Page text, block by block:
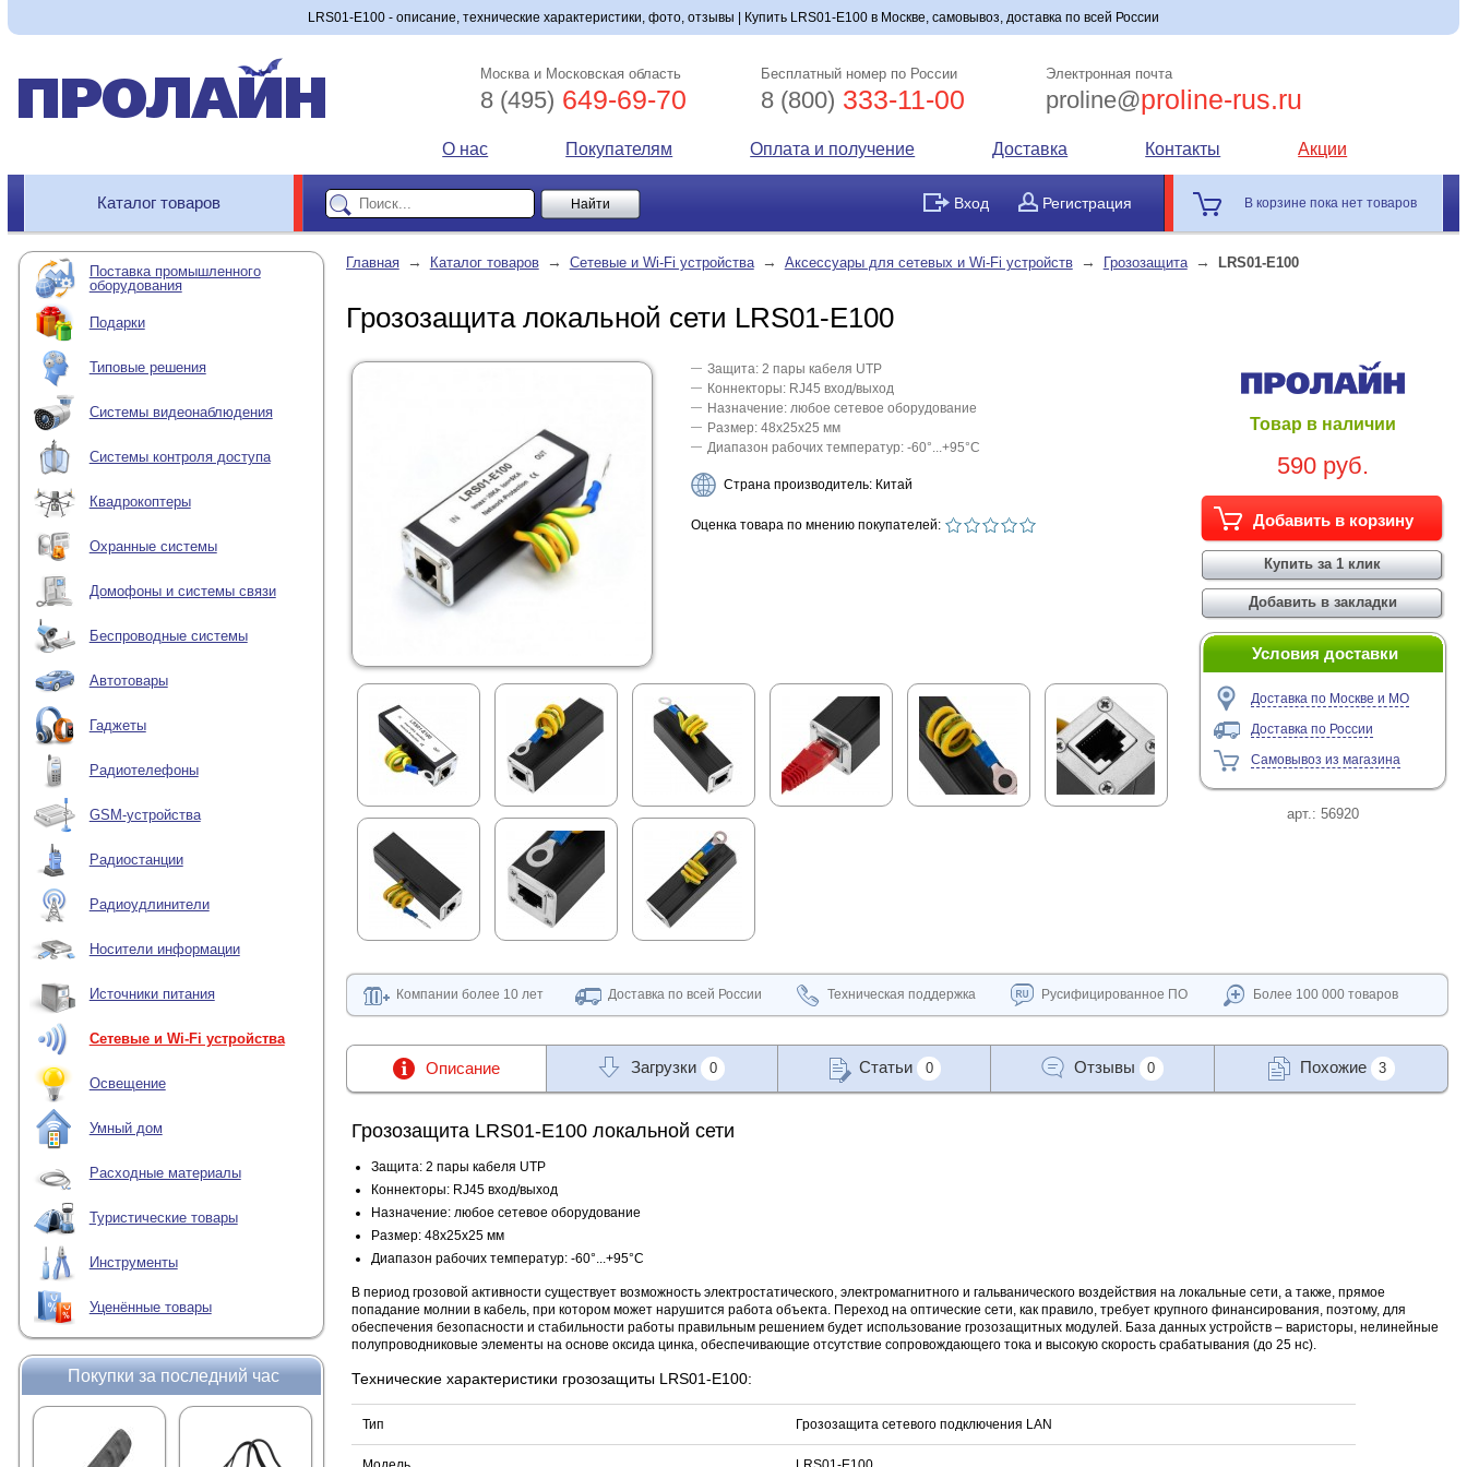
LRS01-E100 - описание, технические характеристики, фото, отзывы | Купить LRS01-E100 в Москве, самовывоз, доставка по всей России
Москва и Московская область
8 (495) 649-69-70
Бесплатный номер по России
8 (800) 333-11-00
Электронная почта
proline@proline-rus.ru
О нас Покупателям Оплата и получение Доставка Контакты Акции
Каталог товаров Вход Регистрация В корзине пока нет товаров
Поставка промышленного
оборудования
Подарки
Типовые решения
Системы видеонаблюдения
Системы контроля доступа
Квадрокоптеры
Охранные системы
Домофоны и системы связи
Беспроводные системы
Автотовары
Гаджеты
Радиотелефоны
GSM-устройства
Радиостанции
Радиоудлинители
Носители информации
Источники питания
Сетевые и Wi-Fi устройства
Освещение
Умный дом
Расходные материалы
Туристические товары
Инструменты
Уценённые товары
Покупки за последний час
Главная → Каталог товаров → Сетевые и Wi-Fi устройства → Аксессуары для сетевых и Wi-Fi устройств → Грозозащита → LRS01-E100
Грозозащита локальной сети LRS01-E100
Защита: 2 пары кабеля UTP
Коннекторы: RJ45 вход/выход
Назначение: любое сетевое оборудование
Размер: 48х25х25 мм
Диапазон рабочих температур: -60°...+95°C
Страна производитель: Китай
Оценка товара по мнению покупателей:
Товар в наличии
590 руб.
Условия доставки
Доставка по Москве и МО
Доставка по России
Самовывоз из магазина
арт.: 56920
Компании более 10 лет Доставка по всей России Техническая поддержка Русифицированное ПО Более 100 000 товаров
Описание Загрузки 0 Статьи 0 Отзывы 0 Похожие 3
Грозозащита LRS01-E100 локальной сети
Защита: 2 пары кабеля UTP
Коннекторы: RJ45 вход/выход
Назначение: любое сетевое оборудование
Размер: 48х25х25 мм
Диапазон рабочих температур: -60°...+95°C
В период грозовой активности существует возможность электростатического, электромагнитного и гальванического воздействия на локальные сети, а также, прямое
попадание молнии в кабель, при котором может нарушится работа объекта. Переход на оптические сети, как правило, требует крупного финансирования, поэтому, для
обеспечения безопасности и стабильности работы правильным решением будет использование грозозащитных модулей. База данных устройств – варисторы, нелинейные
полупроводниковые элементы на основе оксида цинка, обеспечивающие отсутствие сопровождающего тока и высокую скорость срабатывания (до 25 нс).
Технические характеристики грозозащиты LRS01-E100:
Тип Грозозащита сетевого подключения LAN